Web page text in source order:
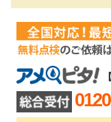
0120-991-887